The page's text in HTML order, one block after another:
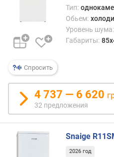
з
н
в
е
ж
е
Спросить
Тип:
Обьем:
Уровень шума:
Габариты:
4 737 — 6 620
32 предложения
Snaige
2026 год